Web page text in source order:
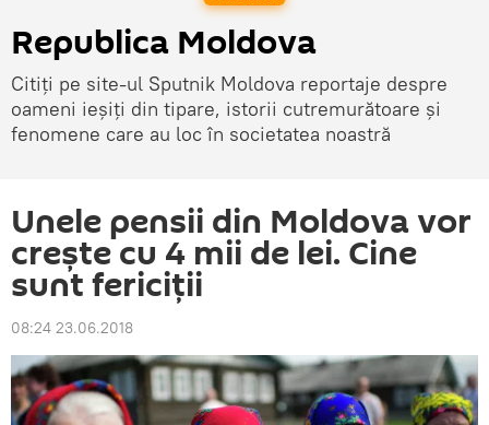
Republica Moldova
Citiți pe site-ul Sputnik Moldova reportaje despre
oameni ieșiți din tipare, istorii cutremurătoare și
fenomene care au loc în societatea noastră
Unele pensii din Moldova vor
crește cu 4 mii de lei. Cine
sunt fericiții
08:24 23.06.2018